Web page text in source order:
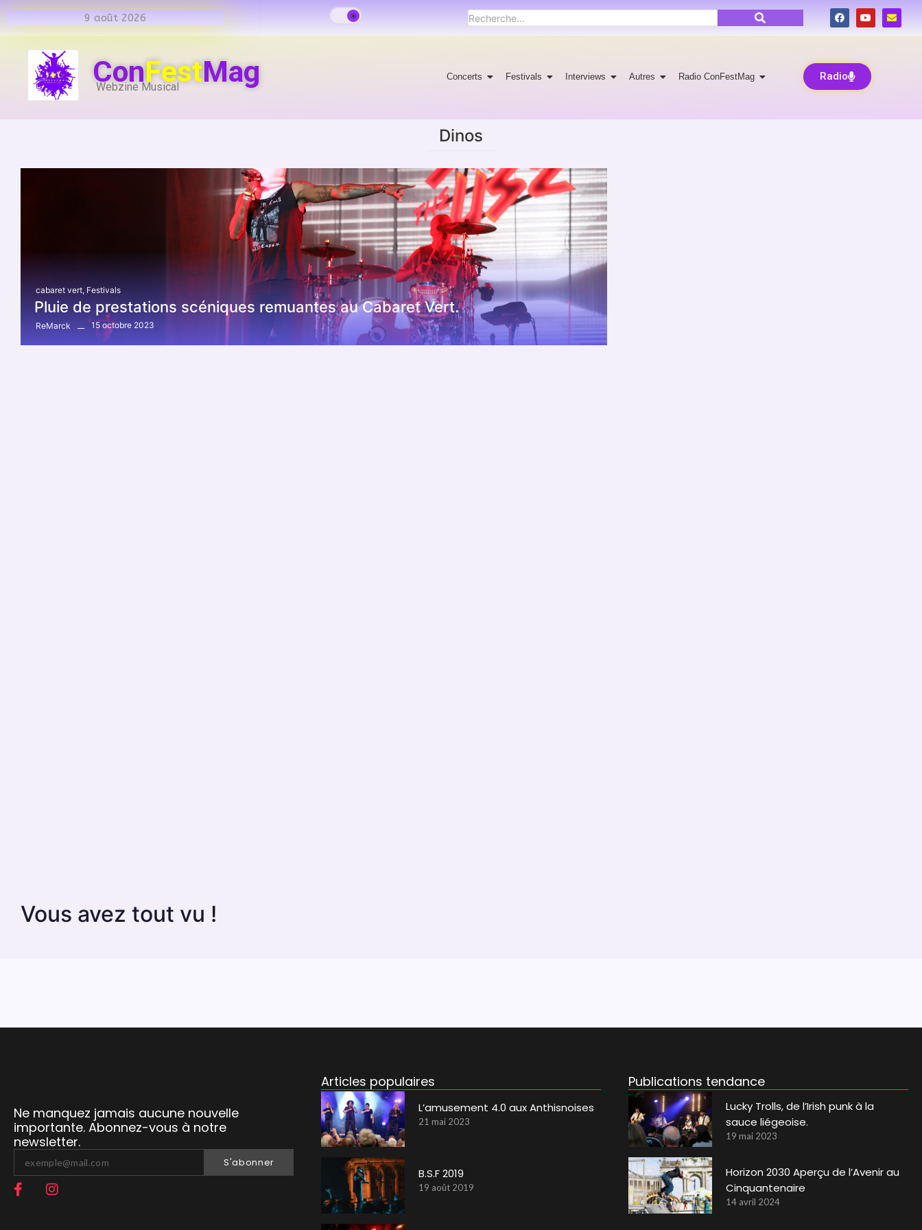
9 août 2026
ConFestMag
Webzine Musical
Concerts Festivals Interviews Autres Radio ConFestMag Radio
Dinos
cabaret vert, Festivals
Pluie de prestations scéniques remuantes au Cabaret Vert.
ReMarck 15 octobre 2023
Vous avez tout vu !
Ne manquez jamais aucune nouvelle
importante. Abonnez-vous à notre
newsletter.
S'abonner
Articles populaires
L’amusement 4.0 aux Anthisnoises
21 mai 2023
B.S.F 2019
19 août 2019
Publications tendance
Lucky Trolls, de l’Irish punk à la
sauce liégeoise.
19 mai 2023
Horizon 2030 Aperçu de l’Avenir au
Cinquantenaire
14 avril 2024